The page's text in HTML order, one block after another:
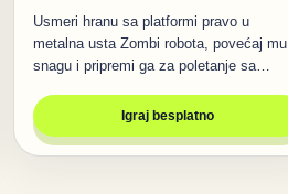
Usmeri hranu sa platformi pravo u
metalna usta Zombi robota, povećaj mu
snagu i pripremi ga za poletanje sa
Igraj besplatno